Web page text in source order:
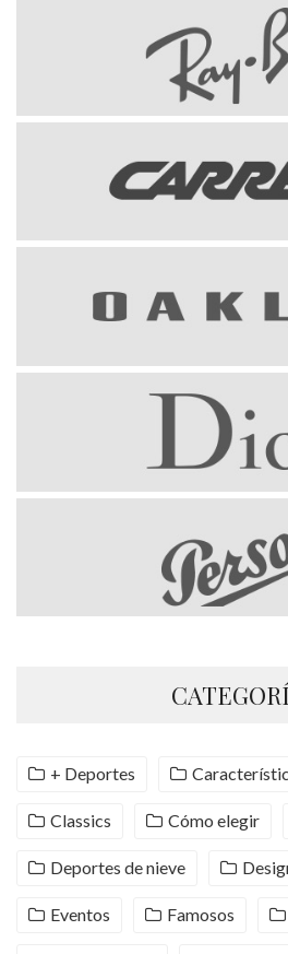
+ Deportes
Classics Cómo elegir
Deportes de nieve
Eventos Famosos